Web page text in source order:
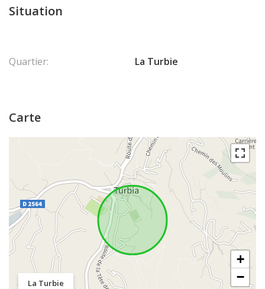
Situation
Quartier: La Turbie
Carte
La Turbie
+
−